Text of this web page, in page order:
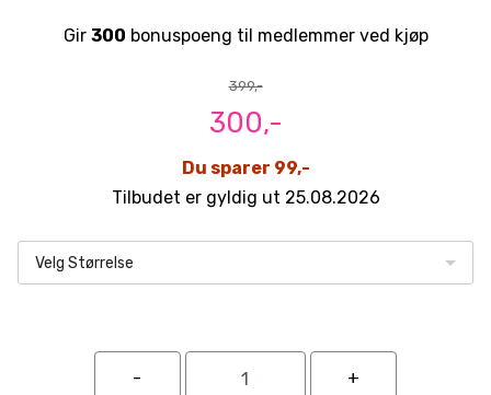
Gir 300 bonuspoeng til medlemmer ved kjøp
399,-
300,-
Du sparer 99,-
Tilbudet er gyldig ut 25.08.2026
Velg Størrelse